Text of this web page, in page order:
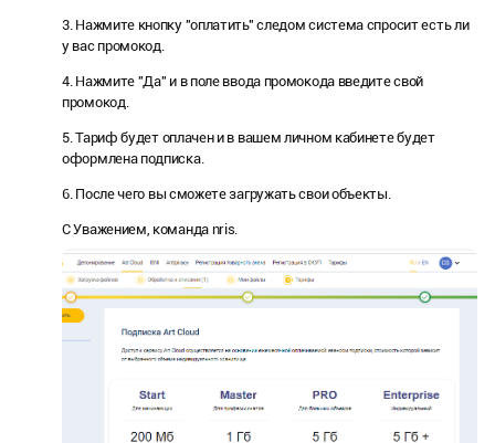
3. Нажмите кнопку "оплатить" следом система спросит есть ли
у вас промокод.
4. Нажмите "Да" и в поле ввода промокода введите свой
промокод.
5. Тариф будет оплачен и в вашем личном кабинете будет
оформлена подписка.
6. После чего вы сможете загружать свои объекты.
С Уважением, команда nris.